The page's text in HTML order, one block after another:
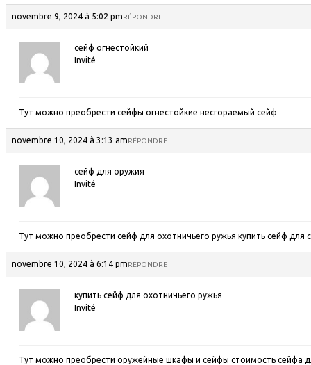
novembre 9, 2024 à 5:02 pmRÉPONDRE
сейф огнестойкий
Invité
Тут можно преобрести сейфы огнестойкие несгораемый сейф
novembre 10, 2024 à 3:13 amRÉPONDRE
сейф для оружия
Invité
Тут можно преобрести сейф для охотничьего ружья купить сейф для
novembre 10, 2024 à 6:14 pmRÉPONDRE
купить сейф для охотничьего ружья
Invité
Тут можно преобрести оружейные шкафы и сейфы стоимость сейфа